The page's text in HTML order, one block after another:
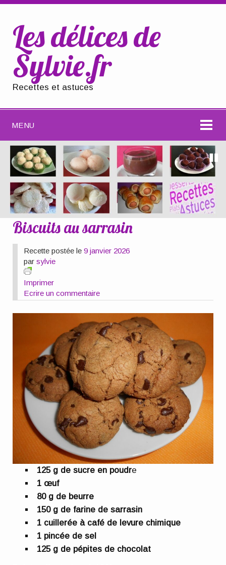
Les délices de
Sylvie.fr
Recettes et astuces
MENU
Biscuits au sarrasin
Recette postée le9 janvier 2026
parsylvie
Imprimer
Ecrire un commentaire
125 g de sucre en poudre
1 œuf
80 g de beurre
150 g de farine de sarrasin
1 cuillerée à café de levure chimique
1 pincée de sel
125 g de pépites de chocolat